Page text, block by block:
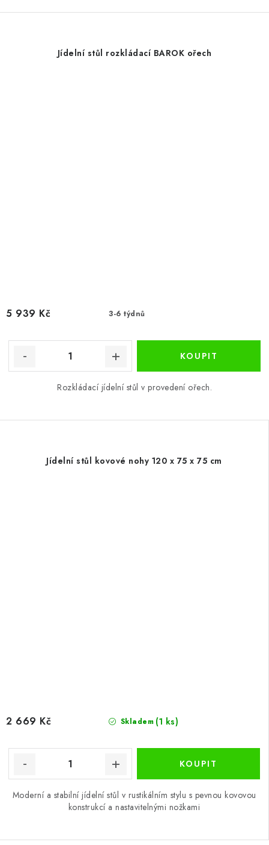
Jídelní stůl rozkládací BAROK ořech
3-6 týdnů
5 939 Kč
Rozkládací jídelní stůl v provedení ořech.
Jídelní stůl kovové nohy 120 x 75 x 75 cm
Skladem (1 ks)
2 669 Kč
Moderní a stabilní jídelní stůl v rustikálním stylu s pevnou kovovou
konstrukcí a nastavitelnými nožkami